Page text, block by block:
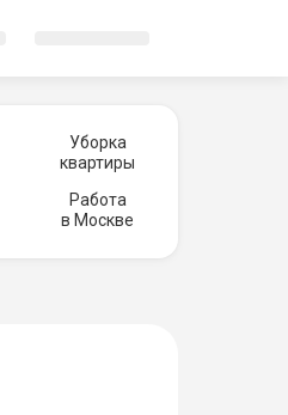
Уборка
квартиры
Работа
в Москве